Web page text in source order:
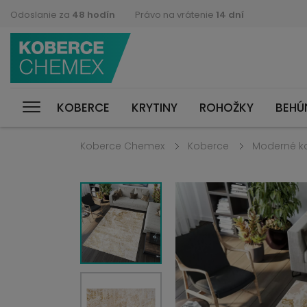
Odoslanie za 48 hodín Právo na vrátenie 14 dní
KOBERCE KRYTINY ROHOŽKY
Koberce Chemex Koberce Moderné